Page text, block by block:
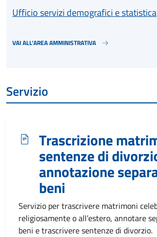
Ufficio servizi demografici e statistica
VAI ALL’AREA AMMINISTRATIVA
Servizio
Trascrizione
sentenze di
annotazione
beni
Servizio per trascrivere matrimoni
religiosamente o all’estero, annotare
beni e trascrivere sentenze di divorzio.